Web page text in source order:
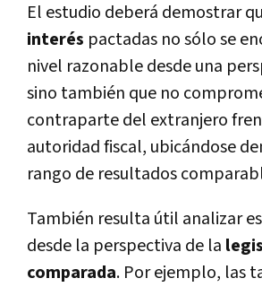
El estudio deberá demostrar
interés pactadas no sólo se
nivel razonable desde una
sino también que no
contraparte del extranjero
autoridad fiscal, ubicándose
rango de resultados
También resulta útil analizar
desde la perspectiva de la
comparada. Por ejemplo, las